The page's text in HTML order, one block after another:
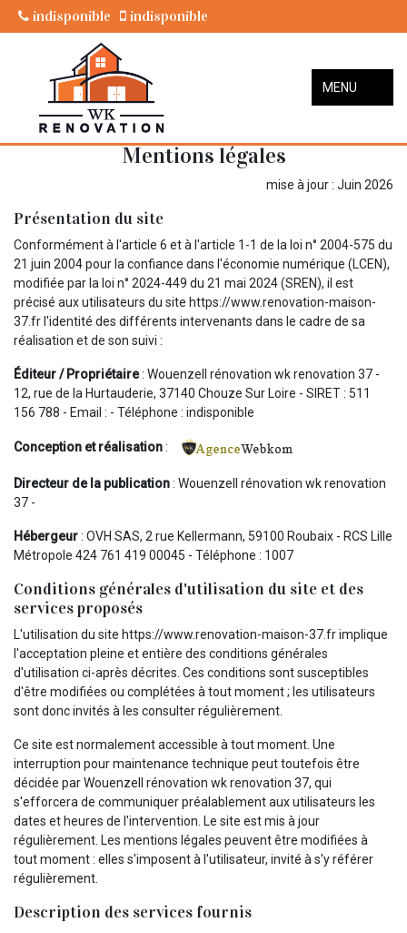
indisponible indisponible
MENU
Mentions légales
mise à jour : Juin 2026
Présentation du site
Conformément à l'article 6 et à l'article 1-1 de la loi n° 2004-575 du
21 juin 2004 pour la confiance dans l'économie numérique (LCEN),
modifiée par la loi n° 2024-449 du 21 mai 2024 (SREN), il est
précisé aux utilisateurs du site https://www.renovation-maison-
37.fr l'identité des différents intervenants dans le cadre de sa
réalisation et de son suivi :
Éditeur / Propriétaire: Wouenzell rénovation wk renovation 37 -
12, rue de la Hurtauderie, 37140 Chouze Sur Loire - SIRET : 511
156 788 - Email : - Téléphone : indisponible
Conception et réalisation:
Directeur de la publication: Wouenzell rénovation wk renovation
37 -
Hébergeur: OVH SAS, 2 rue Kellermann, 59100 Roubaix - RCS Lille
Métropole 424 761 419 00045 - Téléphone : 1007
Conditions générales d'utilisation du site et des
services proposés
L'utilisation du site https://www.renovation-maison-37.fr implique
l'acceptation pleine et entière des conditions générales
d'utilisation ci-après décrites. Ces conditions sont susceptibles
d'être modifiées ou complétées à tout moment ; les utilisateurs
sont donc invités à les consulter régulièrement.
Ce site est normalement accessible à tout moment. Une
interruption pour maintenance technique peut toutefois être
décidée par Wouenzell rénovation wk renovation 37, qui
s'efforcera de communiquer préalablement aux utilisateurs les
dates et heures de l'intervention. Le site est mis à jour
régulièrement. Les mentions légales peuvent être modifiées à
tout moment : elles s'imposent à l'utilisateur, invité à s'y référer
régulièrement.
Description des services fournis